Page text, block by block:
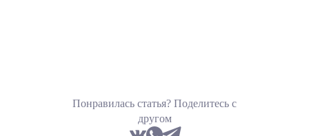
Понравилась статья? Поделитесь с
другом